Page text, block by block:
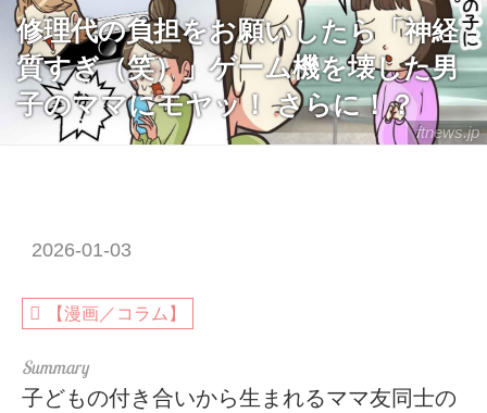
ftnews.jp
修理代の負担をお願いしたら「神経
質すぎ（笑）」ゲーム機を壊した男
子のママにモヤッ！ さらに！？
2026-01-03
【漫画／コラム】
子どもの付き合いから生まれるママ友同士の